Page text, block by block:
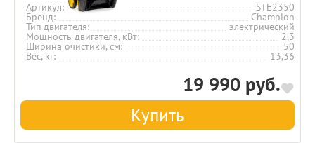
Артикул STE2350
Бренд Champion
Тип двигателя электрический
Мощность двигателя, кВт 2,3
Ширина очистики, см 50
Вес, кг 13,36
19 990 руб.
Купить